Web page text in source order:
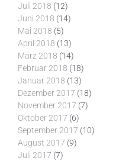
Juli 2018 (12)
Juni 2018 (14)
Mai 2018 (5)
April 2018 (13)
März 2018 (14)
Februar 2018 (18)
Januar 2018 (13)
Dezember 2017 (18)
November 2017 (7)
Oktober 2017 (6)
September 2017 (10)
August 2017 (9)
Juli 2017 (7)